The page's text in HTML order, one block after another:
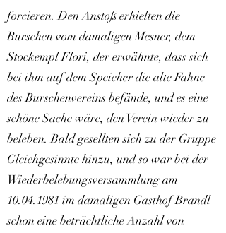
forcieren. Den Anstoß erhielten die
Burschen vom damaligen Mesner, dem
Stockempl Flori, der erwähnte, dass sich
bei ihm auf dem Speicher die alte Fahne
des Burschenvereins befände, und es eine
schöne Sache wäre, den Verein wieder zu
beleben. Bald gesellten sich zu der Gruppe
Gleichgesinnte hinzu, und so war bei der
Wiederbelebungsversammlung am
10.04.1981 im damaligen Gasthof Brandl
schon eine beträchtliche Anzahl von